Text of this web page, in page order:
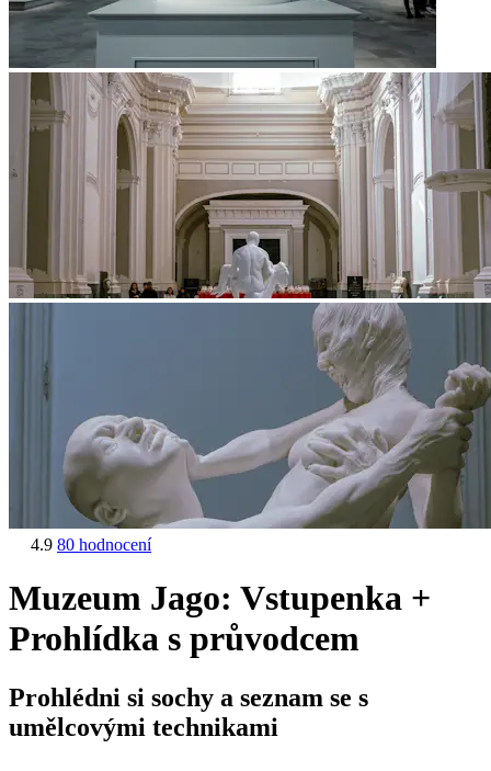
4.9 80 hodnocení
Muzeum Jago: Vstupenka +
Prohlídka s průvodcem
Prohlédni si sochy a seznam se s
umělcovými technikami